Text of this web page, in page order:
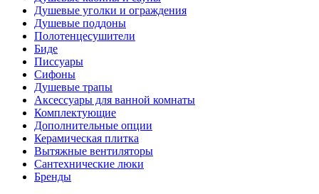
Душевые уголки и ограждения
Душевые поддоны
Полотенцесушители
Биде
Писсуары
Сифоны
Душевые трапы
Аксессуары для ванной комнаты
Комплектующие
Дополнительные опции
Керамическая плитка
Вытяжные вентиляторы
Сантехнические люки
Бренды